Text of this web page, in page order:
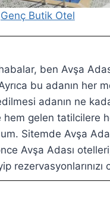
Genç Butik Otel
ben Avşa
bu adanın her
adanın ne
gelen tatilcilere
Sitemde Avşa
Avşa Adası